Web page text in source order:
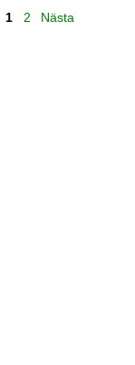
1 2 Nästa